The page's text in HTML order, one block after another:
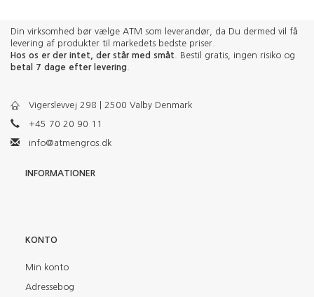
Din virksomhed bør vælge ATM som leverandør, da Du dermed vil få
levering af produkter til markedets bedste priser.
Hos os er der intet, der står med småt . Bestil gratis, ingen risiko og
betal 7 dage efter levering
Vigerslevvej 298 | 2500 Valby Denmark
+45 70 20 90 11
info@atmengros.dk
INFORMATIONER
KONTO
Min konto
Adressebog